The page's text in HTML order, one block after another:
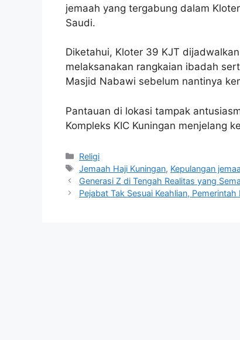
jemaah yang tergabung dalam
Saudi.
Diketahui, Kloter 39 KJT
melaksanakan rangkaian ibadah
Masjid Nabawi sebelum nantinya
Pantauan di lokasi tampak
Kompleks KIC Kuningan menjelang
Kategori
Religi
Tag
Jemaah Haji Kuningan, Kepulangan
Generasi Z di Tengah Realitas yang
Pejabat Tak Sesuai Keahlian,